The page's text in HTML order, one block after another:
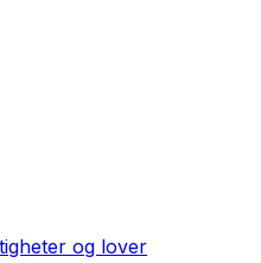
og lover